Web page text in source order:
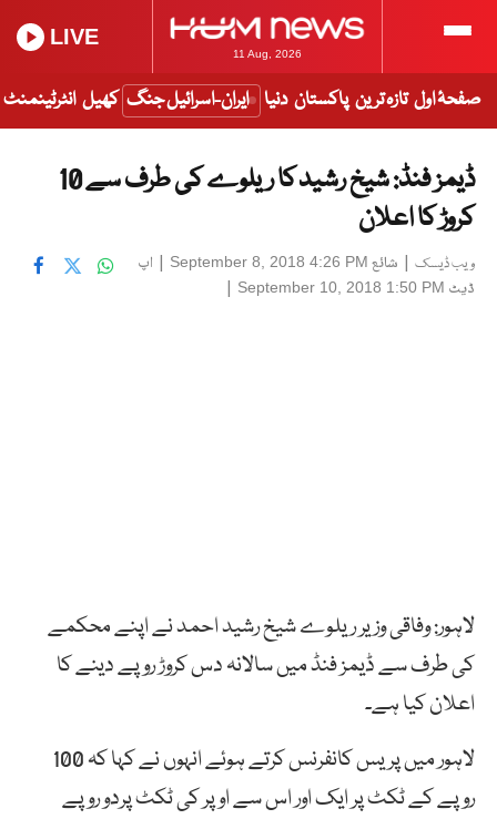
11 Aug, 2026
LIVE
صفحۂ اول تازہ ترین پاکستان دنیا ایران-اسرائیل جنگ کھیل انٹرٹینمنٹ
ڈیمز فنڈ: شیخ رشید کا ریلوے کی طرف سے 10
کروڑ کا اعلان
ویب ڈیسک | شائع September 8, 2018 4:26 PM
| اپ
ڈیٹ September 10, 2018 1:50 PM
|
لاہور: وفاقی وزیر ریلوے شیخ رشید احمد نے اپنے محکمے
کی طرف سے ڈیمز فنڈ میں سالانہ دس کروڑ روپے دینے کا
اعلان کیا ہے۔
لاہور میں پریس کانفرنس کرتے ہوئے انہوں نے کہا کہ 100
روپے کے ٹکٹ پر ایک اور اس سے اوپر کی ٹکٹ پردو روپے